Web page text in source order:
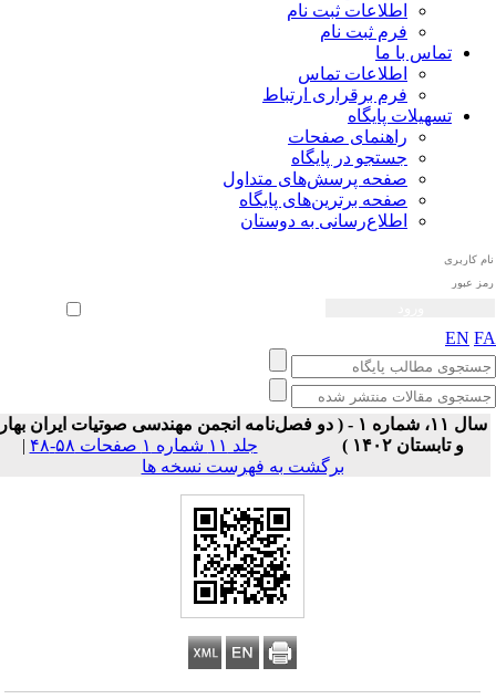
اطلاعات ثبت نام
فرم ثبت نام
تماس با ما
اطلاعات تماس
فرم برقراری ارتباط
تسهیلات پایگاه
راهنمای صفحات
جستجو در پایگاه
صفحه پرسش‌های متداول
صفحه برترین‌های پایگاه
اطلاع‌رسانی به دوستان
ورود خودکار
EN
سال ۱۱، شماره ۱ - ( دو فصل‌نامه انجمن مهندسی صوتیات ايران بهار
و تابستان ۱۴۰۲ )
جلد ۱۱ شماره ۱ صفحات ۵۸-۴۸
|
برگشت به فهرست نسخه ها